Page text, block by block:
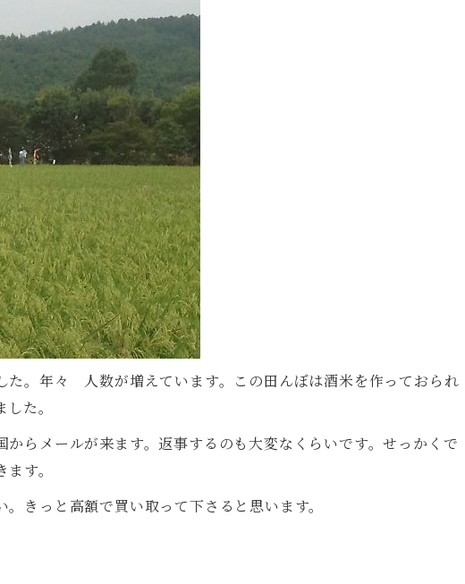
。年々 人数が増えています。この田んぼは酒米を作っておられ
た。
らメールが来ます。返事するのも大変なくらいです。せっかくで
す。
きっと高額で買い取って下さると思います。